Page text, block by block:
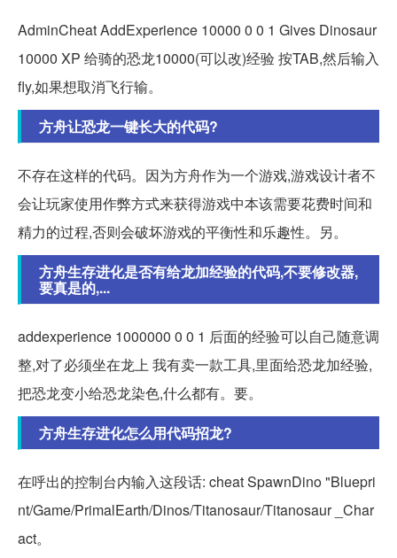
AdminCheat AddExperience 10000 0 0 1 Gives Dinosaur
10000 XP 给骑的恐龙10000(可以改)经验 按TAB,然后输入
fly,如果想取消飞行输。
方舟让恐龙一键长大的代码?
不存在这样的代码。因为方舟作为一个游戏,游戏设计者不
会让玩家使用作弊方式来获得游戏中本该需要花费时间和
精力的过程,否则会破坏游戏的平衡性和乐趣性。另。
方舟生存进化是否有给龙加经验的代码,不要修改器,
要真是的,...
addexperience 1000000 0 0 1 后面的经验可以自己随意调
整,对了必须坐在龙上 我有卖一款工具,里面给恐龙加经验,
把恐龙变小给恐龙染色,什么都有。要。
方舟生存进化怎么用代码招龙?
在呼出的控制台内输入这段话: cheat SpawnDino "Bluepri
nt/Game/PrimalEarth/Dinos/Titanosaur/Titanosaur _Char
act。